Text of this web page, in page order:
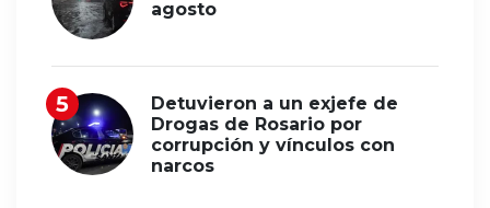
agosto
Detuvieron a un exjefe de
Drogas de Rosario por
corrupción y vínculos con
narcos